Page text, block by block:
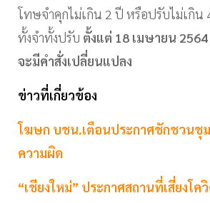
โทษจำคุกไม่เกิน 2 ปี หรือปรับไม่เกิน
ทั้งจำทั้งปรับ ตั้งแต่ 18 เมษายน 2564
จะมีคำสั่งเปลี่ยนแปลง
ข่าวที่เกี่ยวข้อง
โฆษก บชน.เตือนประกาศชักชวนชุ
ความผิด
“เชียงใหม่” ประกาศสถานที่เสี่ยงโค